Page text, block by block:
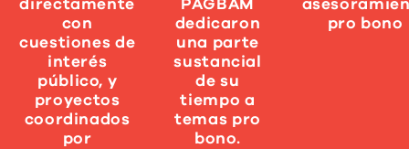
directamente
con
cuestiones de
interés
público, y
proyectos
coordinados
por
PAGBAM
dedicaron
una parte
sustancial
de su
tiempo a
temas pro
bono.
pro bono